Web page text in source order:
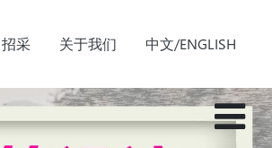
招采 关于我们 中文/ENGLISH